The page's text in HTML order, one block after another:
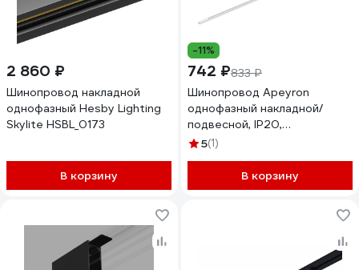
2 860 ₽
Шинопровод накладной
однофазный Hesby Lighting
Skylite HSBL_0173
В корзину
-11%
742 ₽833 ₽
Шинопровод Apeyron
однофазный накладной/
подвесной, IP20,
2000x42x18мм, белый,
крепёж, токоввод, заглушка
45-03
5(1)
В корзину